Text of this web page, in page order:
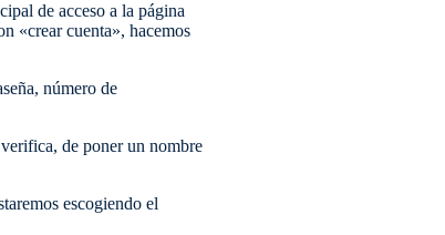
de acceso a la página
«crear cuenta», hacemos
número de
de poner un nombre
escogiendo el